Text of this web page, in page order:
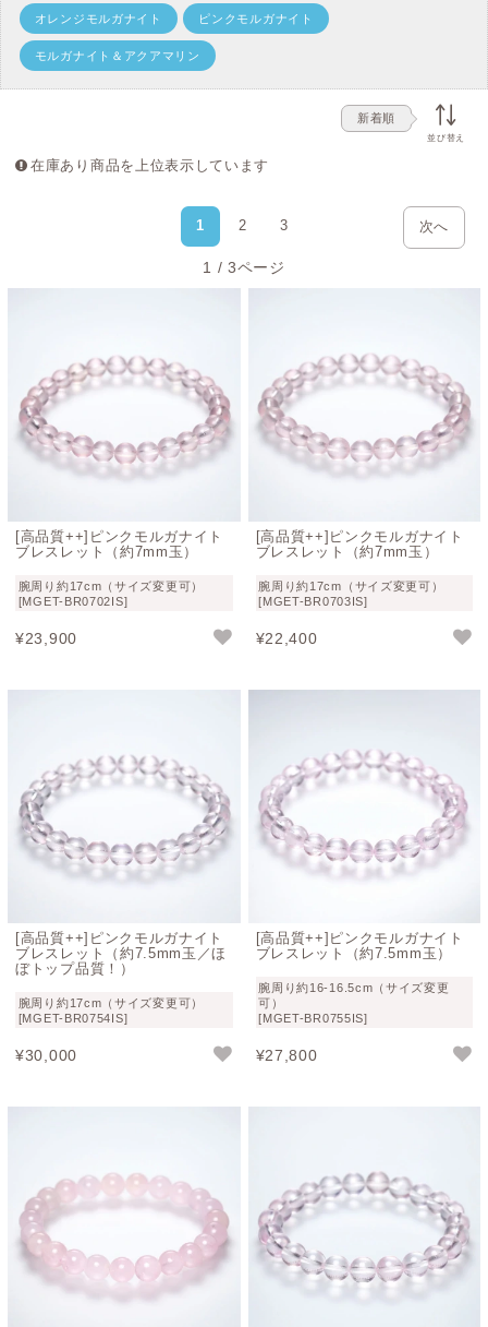
度が高い品質ほど価値が高く高額取引されますが、カット
を施さない天然石ブレスレット（ビーズ）の場合ですと、
透明度を追求するより好みの色合いでお選びいただくのも
良い選択でしょう。
紫色に近いピンクや、オレンジ色の強いピンクなどがござ
意外と少なく、ミックスが多い傾向にあります。
モルガナイトの意味やスピリチュアル効果
謙虚で思い遣りを持てる安定した精神を引き出してくれる
「愛と慈しみ」を象徴する石と云われており、
対人関係を
良好にするスピリチュアルストーンとしても人気
があるよ
うです。
精神的に不安になったり、感情の浮き沈みが激しい場合な
と落ち着きを取り戻せる。そんな 心の安定を支えてくれる
“御守り石”
として持つ方もいらっしゃるそう。
優しいパステルカラーが非常に可愛らしモルガナイトブレ
る場所に飾っておくのも素敵ですね。
モルガナイトはその優しい色合いに反して、水晶と同じ硬
度を持つ比較的丈夫な天然石です。
長時間、熱にさらされるのは好ましくありませんが、光に
よって退色することが無い点は扱いやすいと言えるでしょ
浄化方法については、基本的に水晶浄化が手軽で安心かと
思います。
モルガナイト鉱物概要
モース
硬度
化学組
Be3 Al2 Si6O18
オレンジモルガナイト ピンクモルガナイト
モルガナイト＆アクアマリン
新着順
並び替え
在庫あり商品を上位表示しています
1 2 3 次へ
1 / 3ページ
[高品質++]ピンクモルガナイト
ブレスレット（約7mm玉）
腕周り約17cm（サイズ変更可）
[MGET-BR0702IS]
¥23,900
[高品質++]ピンクモルガナイト
ブレスレット（約7mm玉）
腕周り約17cm（サイズ変更可）
[MGET-BR0703IS]
¥22,400
[高品質++]ピンクモルガナイト
ブレスレット（約7.5mm玉／ほ
ぼトップ品質！）
腕周り約17cm（サイズ変更可）
[MGET-BR0754IS]
¥30,000
[高品質++]ピンクモルガナイト
ブレスレット（約7.5mm玉）
腕周り約16-16.5cm（サイズ変更
可）
[MGET-BR0755IS]
¥27,800